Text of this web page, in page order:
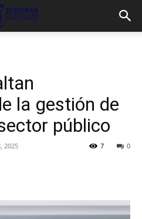
la gestión de
público
2025 0
7